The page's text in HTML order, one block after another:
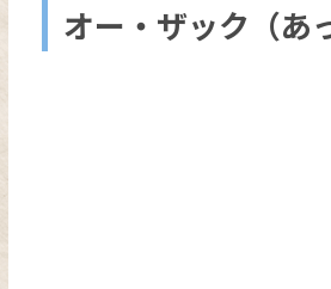
オー・ザック（あ